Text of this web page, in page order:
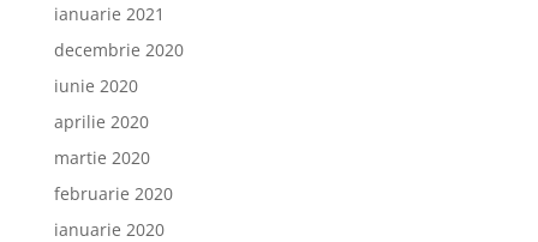
ianuarie 2021
decembrie 2020
iunie 2020
aprilie 2020
martie 2020
februarie 2020
ianuarie 2020